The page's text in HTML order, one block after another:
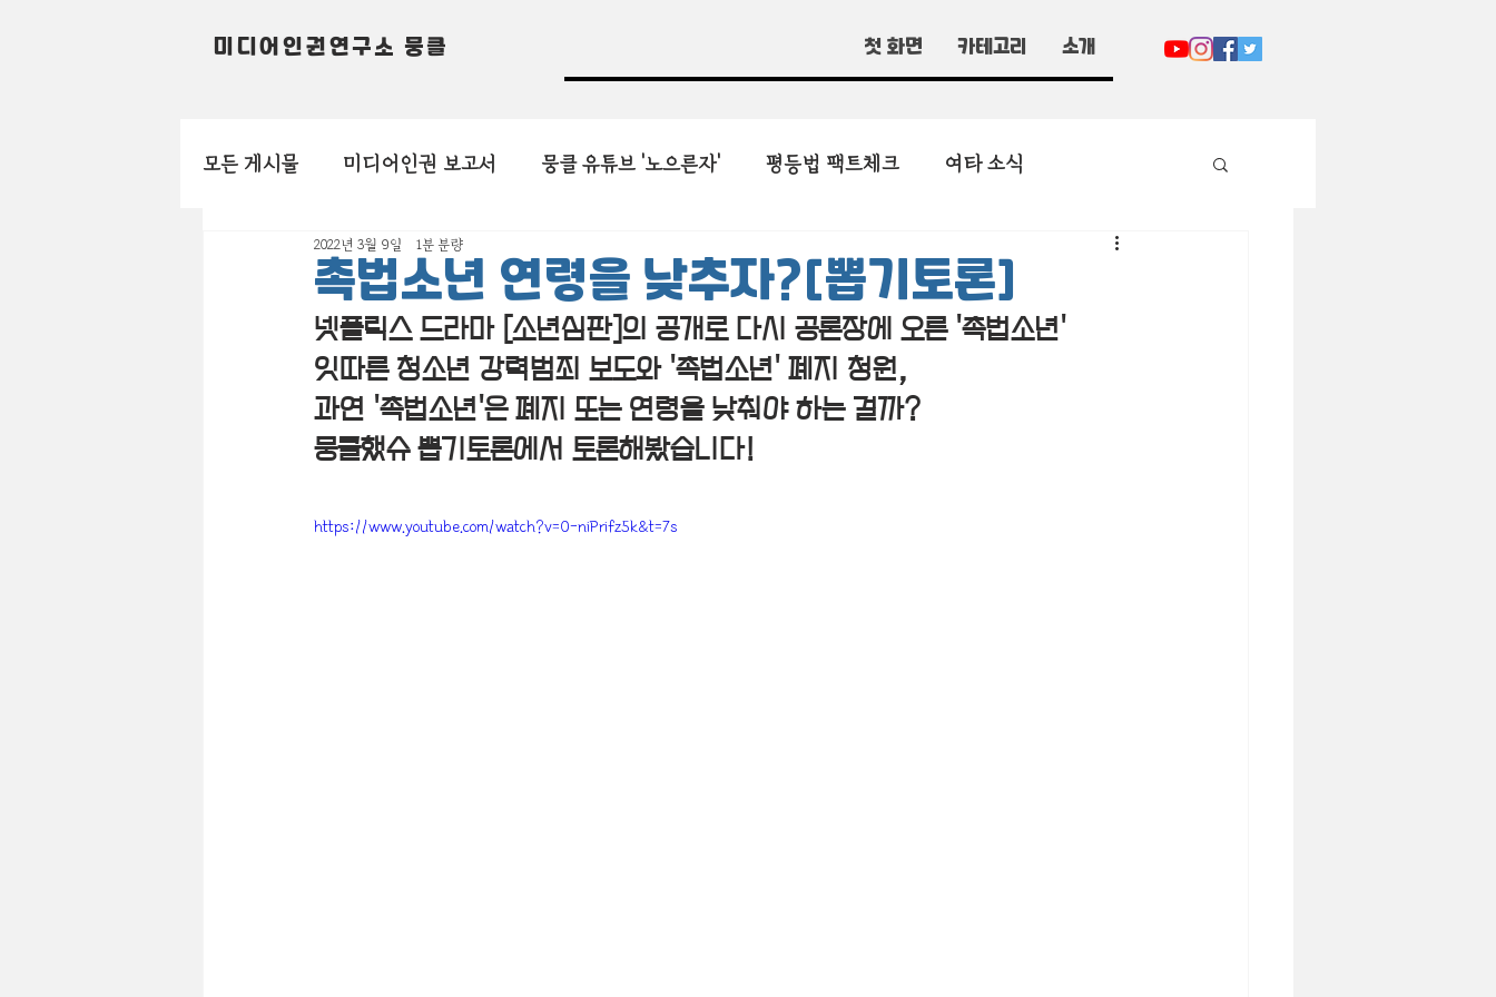
미디어인권연구소 뭉클 첫 화면 카테고리 소개
모든 게시물 미디어인권 보고서 뭉클 유튜브 '노으른자' 평등법 팩트체크 여타 소식
촉법소년 연령을 낮추자?[뽑기토론]
2022년 3월 9일 1분 분량
넷플릭스 드라마 [소년심판]의 공개로 다시 공론장에 오른 '촉법소년'
잇따른 청소년 강력범죄 보도와 '촉법소년' 폐지 청원,
과연 '촉법소년'은 폐지 또는 연령을 낮춰야 하는 걸까?
뭉클했슈 뽑기토론에서 토론해봤습니다!
https://www.youtube.com/watch?v=0-niPrifz5k&t=7s